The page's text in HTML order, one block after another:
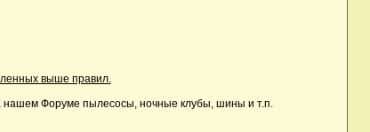
выше правил.
нашем Форуме пылесосы, ночные клубы, шины и т.п.